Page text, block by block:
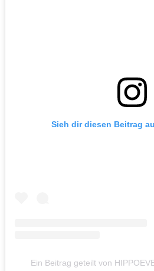
Sieh dir diesen Beitrag
Ein Beitrag geteilt von